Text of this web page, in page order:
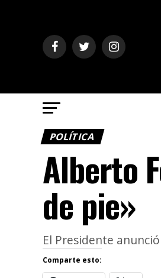
POLÍTICA
Alberto
de pie»
El Presidente
Comparte esto: